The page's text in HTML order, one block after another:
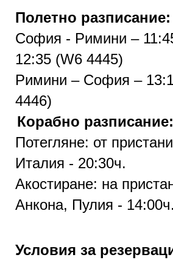
Полетно разписание:
София - Римини – 11:
12:35 (W6 4445)
Римини – София –
4446)
Корабно разписание:
Потегляне: от
Италия - 20:30ч.
Акостиране: на
Анкона, Пулия - 14:00ч.
Условия за